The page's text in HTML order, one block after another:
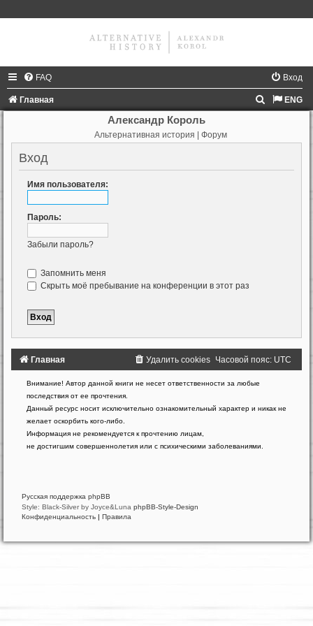
FAQ Вход
Главная ENG
к
Александр Король
Альтернативная история | Форум
Вход
Имя пользователя:
Пароль:
Забыли пароль?
Запомнить меня
Скрыть моё пребывание на конференции в этот раз
Главная Часовой пояс: UTC
Удалить cookies
Внимание! Автор данной книги не несет ответственности за любые
последствия от ее прочтения.
Данный ресурс носит исключительно ознакомительный характер и никак не
желает оскорбить кого-либо.
Информация не рекомендуется к прочтению лицам,
не достигшим совершеннолетия или с психическими заболеваниями.
Создано
на
основе
phpBB®
Forum
Software
Русская поддержка phpBB
Style: Black-Silver by Joyce&Luna phpBB-Style-Design
Конфиденциальность | Правила